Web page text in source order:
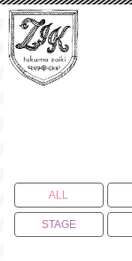
ALL
STAGE